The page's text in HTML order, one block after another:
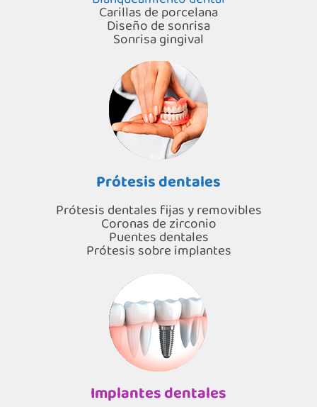
Carillas de porcelana
Diseño de sonrisa
Sonrisa gingival
Prótesis dentales
Prótesis dentales fijas y removibles
Coronas de zirconio
Puentes dentales
Prótesis sobre implantes
Implantes dentales